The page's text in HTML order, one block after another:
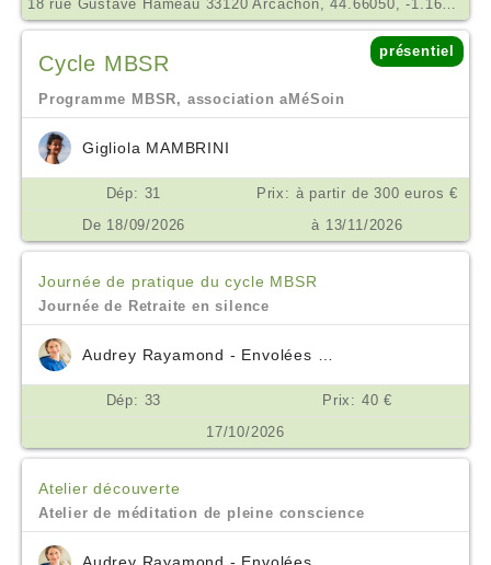
18 rue Gustave Hameau 33120 Arcachon, 44.66050, -1.16391
Cycle MBSR
présentiel
Programme MBSR, association aMéSoin
Gigliola MAMBRINI
Dép: 31
Prix: à partir de 300 euros €
De 18/09/2026
à 13/11/2026
Journée de pratique du cycle MBSR
Journée de Retraite en silence
Dép: 33
Prix: 40 €
17/10/2026
Atelier découverte
Atelier de méditation de pleine conscience